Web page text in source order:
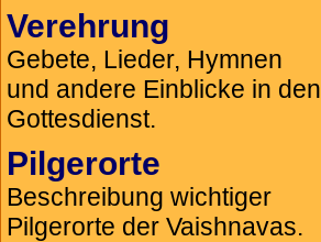
Verehrung
Gebete, Lieder, Hymnen
und andere Einblicke in den
Gottesdienst.
Pilgerorte
Beschreibung wichtiger
Pilgerorte der Vaishnavas.